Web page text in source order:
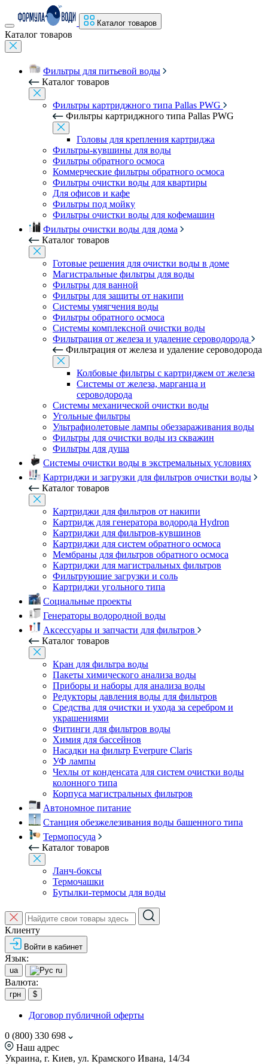
Каталог товаров
Каталог товаров
Фильтры для питьевой воды
Каталог товаров
Фильтры картриджного типа Pallas PWG
Фильтры картриджного типа Pallas PWG
Головы для крепления картриджа
Фильтры-кувшины для воды
Фильтры обратного осмоса
Коммерческие фильтры обратного осмоса
Фильтры очистки воды для квартиры
Для офисов и кафе
Фильтры под мойку
Фильтры очистки воды для кофемашин
Фильтры очистки воды для дома
Каталог товаров
Готовые решения для очистки воды в доме
Магистральные фильтры для воды
Фильтры для ванной
Фильтры для защиты от накипи
Системы умягчения воды
Фильтры обратного осмоса
Системы комплексной очистки воды
Фильтрация от железа и удаление сероводорода
Фильтрация от железа и удаление сероводорода
Колбовые фильтры с картриджем от железа
Системы от железа, марганца и
сероводорода
Системы механической очистки воды
Угольные фильтры
Ультрафиолетовые лампы обеззараживания воды
Фильтры для очистки воды из скважин
Фильтры для душа
Системы очистки воды в экстремальных условиях
Картриджи и загрузки для фильтров очистки воды
Каталог товаров
Картриджи для фильтров от накипи
Картридж для генератора водорода Hydron
Картриджи для фильтров-кувшинов
Картриджи для систем обратного осмоса
Мембраны для фильтров обратного осмоса
Картриджи для магистральных фильтров
Фильтрующие загрузки и соль
Картриджи угольного типа
Социальные проекты
Генераторы водородной воды
Аксессуары и запчасти для фильтров
Каталог товаров
Кран для фильтра воды
Пакеты химического анализа воды
Приборы и наборы для анализа воды
Редукторы давления воды для фильтров
Средства для очистки и ухода за серебром и
украшениями
Фитинги для фильтров воды
Химия для бассейнов
Насадки на фильтр Everpure Claris
УФ лампы
Чехлы от конденсата для систем очистки воды
колонного типа
Корпуса магистральных фильтров
Автономное питание
Станция обезжелезивания воды башенного типа
Термопосуда
Каталог товаров
Ланч-боксы
Термочашки
Бутылки-термосы для воды
Клиенту
Войти в кабинет
Язык:
ua ru
Валюта:
грн $
Договор публичной оферты
0 (800) 330 698
Наш адрес
Украина, г. Киев, ул. Крамского Ивана, 14/34